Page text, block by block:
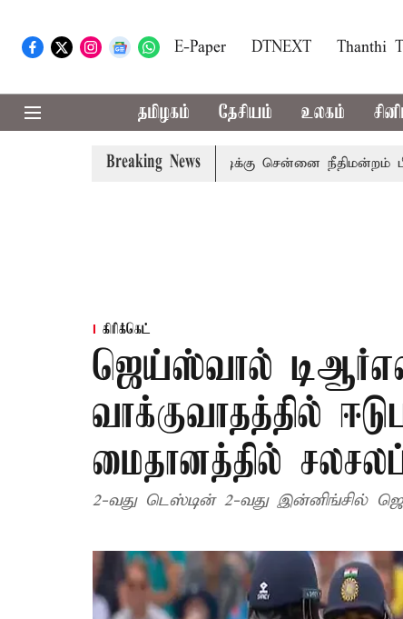
E-Paper DTNEXT Thanthi
தமிழகம் தேசியம் உலகம்
Breaking News
அமைச்சர் பொன்முடிக்கு சென்னை நீதிமன்றம்
கிரிக்கெட்
ஜெய்ஸ்வால்
வாக்குவாதத்தில்
மைதானத்தில்
2-வது டெஸ்டின் 2-வது இன்னிங்சில்